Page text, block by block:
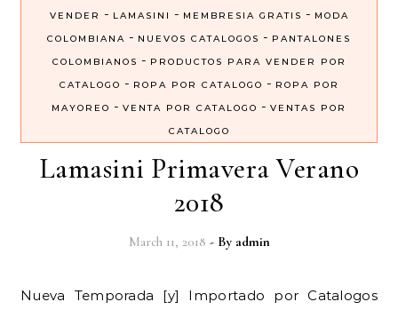
VENDER
- LAMASINI - MEMBRESIA GRATIS - MODA
COLOMBIANA - NUEVOS CATALOGOS - PANTALONES
COLOMBIANOS - PRODUCTOS PARA VENDER POR
CATALOGO - ROPA POR CATALOGO - ROPA POR
MAYOREO - VENTA POR CATALOGO - VENTAS POR
CATALOGO
Lamasini Primavera Verano
2018
March 11, 2018 - By admin
Nueva Temporada [y] Importado por Catalogos